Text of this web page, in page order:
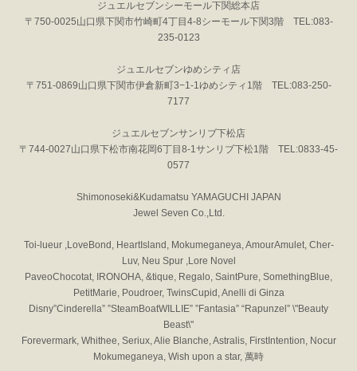
ジュエルセブンシーモール下関総本店
〒750-0025山口県下関市竹崎町4丁目4-8シーモール下関3階 TEL:083-
235-0123
ジュエルセブンゆめシティ店
〒751-0869山口県下関市伊倉新町3−1-1ゆめシティ1階 TEL:083-250-
7177
ジュエルセブンサンリブ下松店
〒744-0027山口県下松市南花岡6丁目8-1サンリブ下松1階 TEL:0833-45-
0577
Shimonoseki&Kudamatsu YAMAGUCHI JAPAN
Jewel Seven Co.,Ltd.
Toi-lueur ,LoveBond, HeartIsland, Mokumeganeya, AmourAmulet, Cher-
Luv, Neu Spur ,Lore Novel
PaveoChocotat, IRONOHA, &tique, Regalo, SaintPure, SomethingBlue,
PetitMarie, Poudroer, TwinsCupid, Anelli di Ginza
Disny”Cinderella” ”SteamBoatWILLIE” ”Fantasia” “Rapunzel” \"Beauty
Beast\"
Forevermark, Whithee, Seriux, Alie Blanche, Astralis, FirstIntention, Nocur
Mokumeganeya, Wish upon a star, 萬時